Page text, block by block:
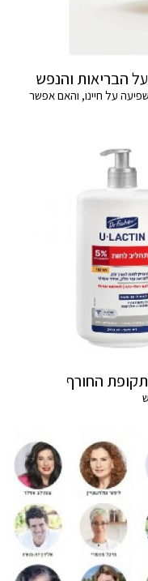
הבריאות והנפש
על חיינו, והאם אפשר
החורף